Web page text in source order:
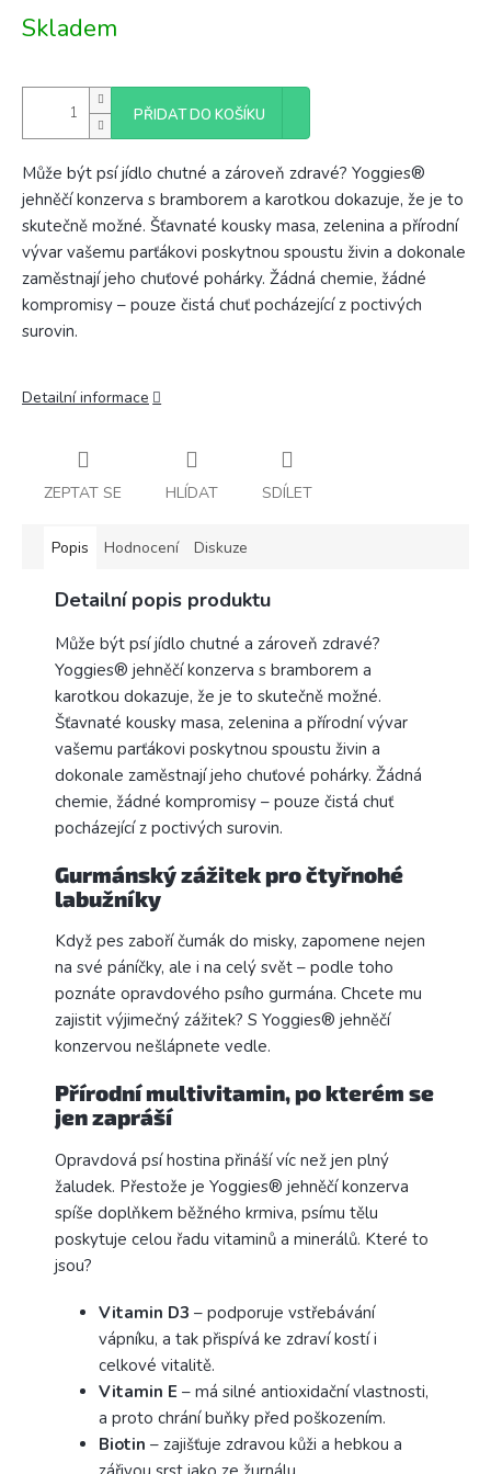
cena:
Skladem
PŘIDAT DO KOŠÍKU
Může být psí jídlo chutné a zároveň zdravé? Yoggies®
jehněčí konzerva s bramborem a karotkou dokazuje, že je to
skutečně možné. Šťavnaté kousky masa, zelenina a přírodní
vývar vašemu parťákovi poskytnou spoustu živin a dokonale
zaměstnají jeho chuťové pohárky. Žádná chemie, žádné
kompromisy – pouze čistá chuť pocházející z poctivých
surovin.
Detailní informace
ZEPTAT SE HLÍDAT SDÍLET
Popis Hodnocení Diskuze
Detailní popis produktu
Může být psí jídlo chutné a zároveň zdravé?
Yoggies® jehněčí konzerva s bramborem a
karotkou dokazuje, že je to skutečně možné.
Šťavnaté kousky masa, zelenina a přírodní vývar
vašemu parťákovi poskytnou spoustu živin a
dokonale zaměstnají jeho chuťové pohárky. Žádná
chemie, žádné kompromisy – pouze čistá chuť
pocházející z poctivých surovin.
Gurmánský zážitek pro čtyřnohé
labužníky
Když pes zaboří čumák do misky, zapomene nejen
na své páníčky, ale i na celý svět – podle toho
poznáte opravdového psího gurmána. Chcete mu
zajistit výjimečný zážitek? S Yoggies® jehněčí
konzervou nešlápnete vedle.
Přírodní multivitamin, po kterém se
jen zapráší
Opravdová psí hostina přináší víc než jen plný
žaludek. Přestože je Yoggies® jehněčí konzerva
spíše doplňkem běžného krmiva, psímu tělu
poskytuje celou řadu vitaminů a minerálů. Které to
jsou?
Vitamin D3 – podporuje vstřebávání
vápníku, a tak přispívá ke zdraví kostí i
celkové vitalitě.
Vitamin E – má silné antioxidační vlastnosti,
a proto chrání buňky před poškozením.
Biotin – zajišťuje zdravou kůži a hebkou a